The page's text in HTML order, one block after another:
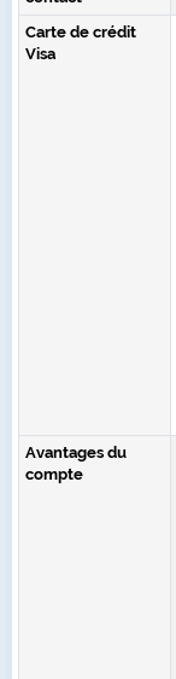
Carte de crédit
Visa
Avantages du
compte